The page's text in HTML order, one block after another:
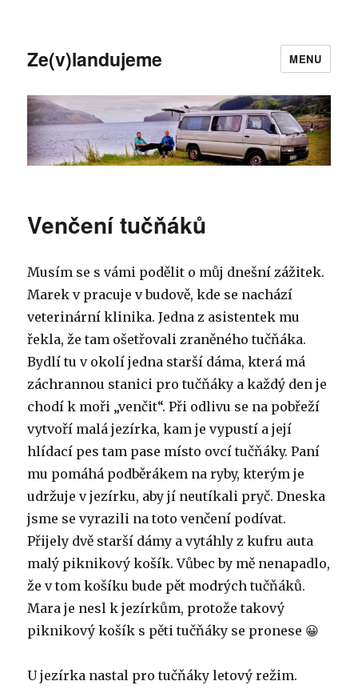
Ze(v)landujeme MENU
Venčení tučňáků
Musím se s vámi podělit o můj dnešní zážitek.
Marek v pracuje v budově, kde se nachází
veterinární klinika. Jedna z asistentek mu
řekla, že tam ošetřovali zraněného tučňáka.
Bydlí tu v okolí jedna starší dáma, která má
záchrannou stanici pro tučňáky a každý den je
chodí k moři „venčit“. Při odlivu se na pobřeží
vytvoří malá jezírka, kam je vypustí a její
hlídací pes tam pase místo ovcí tučňáky. Paní
mu pomáhá podběrákem na ryby, kterým je
udržuje v jezírku, aby jí neutíkali pryč. Dneska
jsme se vyrazili na toto venčení podívat.
Přijely dvě starší dámy a vytáhly z kufru auta
malý piknikový košík. Vůbec by mě nenapadlo,
že v tom košíku bude pět modrých tučňáků.
Mara je nesl k jezírkům, protože takový
piknikový košík s pěti tučňáky se pronese 😀
U jezírka nastal pro tučňáky letový režim.